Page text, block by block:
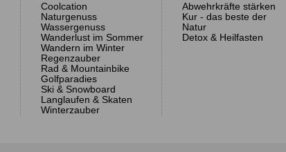
Coolcation
Naturgenuss
Wassergenuss
Wanderlust im Sommer
Wandern im Winter
Regenzauber
Rad & Mountainbike
Golfparadies
Ski & Snowboard
Langlaufen & Skaten
Winterzauber
Abwehrkräfte stärken
Kur - das beste der
Natur
Detox & Heilfasten